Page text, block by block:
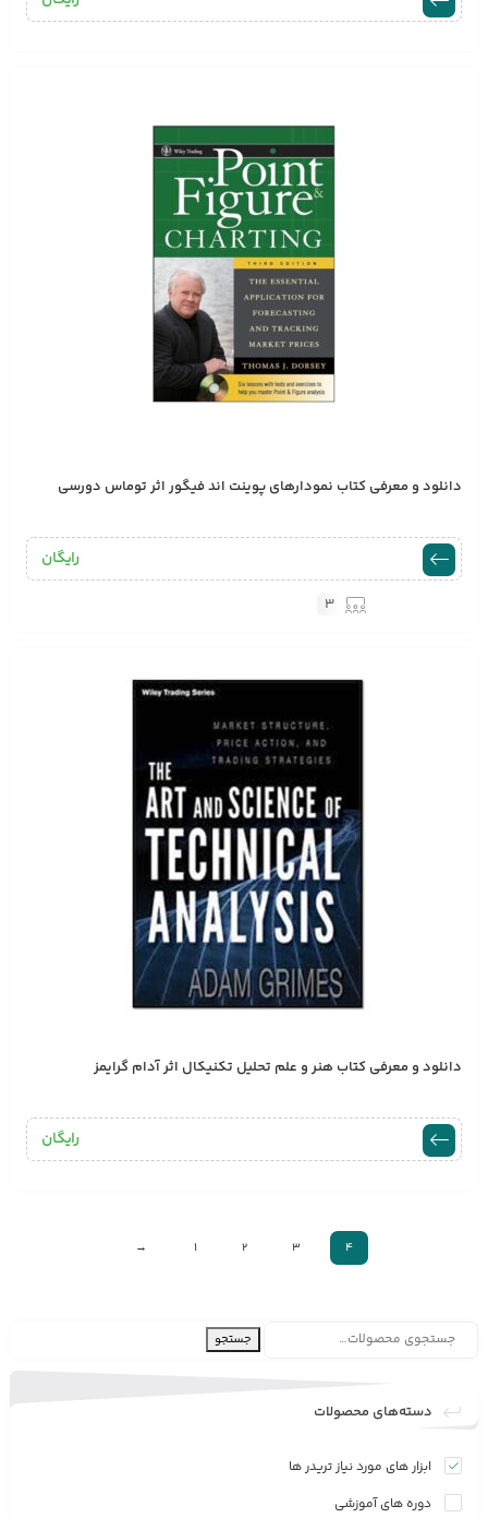
دانلود و معرفی کتاب نمودارهای پوینت اند فیگور اثر توماس دورسی
رایگان
3
دانلود و معرفی کتاب هنر و علم تحلیل تکنیکال اثر آدام گرایمز
رایگان
→ 1 2 3 4
جستجو
دسته‌های محصولات
ابزار های مورد نیاز تریدر ها
دوره های آموزشی